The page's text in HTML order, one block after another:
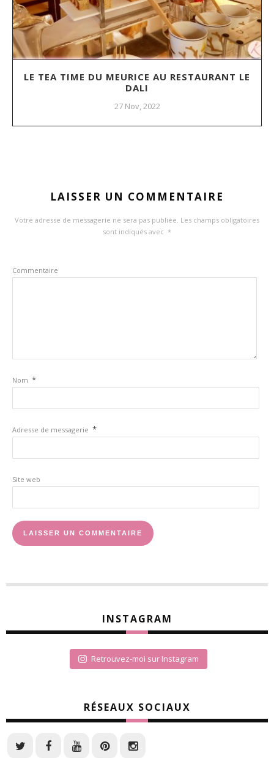
LE TEA TIME DU MEURICE AU RESTAURANT LE
DALI
27 Nov, 2022
LAISSER UN COMMENTAIRE
Votre adresse de messagerie ne sera pas publiée. Les champs obligatoires
sont indiqués avec *
Commentaire
Nom *
Adresse de messagerie *
Site web
INSTAGRAM
Retrouvez-moi sur Instagram
RÉSEAUX SOCIAUX